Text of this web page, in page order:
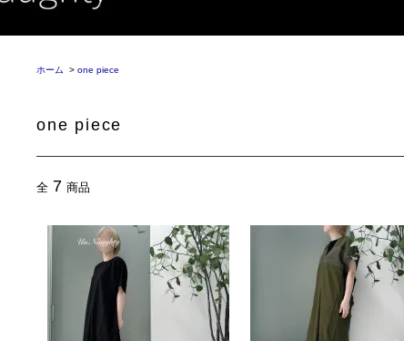
ホーム > one piece
one piece
全 7 商品